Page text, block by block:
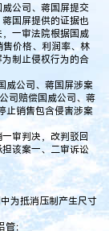
公司、蒋国屏提交
国屏提供的证据也
一审法院根据国威
价格、利润率、林
制止侵权行为的合
威公司、蒋国屏涉案
司赔偿国威公司、蒋
止销售包含侵害涉案
审判决，改判驳回
该案一、二审诉讼
为抵消压制产生尺寸
管；